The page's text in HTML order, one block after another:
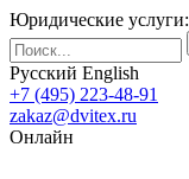
Юридические услуги:
Русский English
+7 (495) 223-48-91
zakaz@dvitex.ru
Онлайн